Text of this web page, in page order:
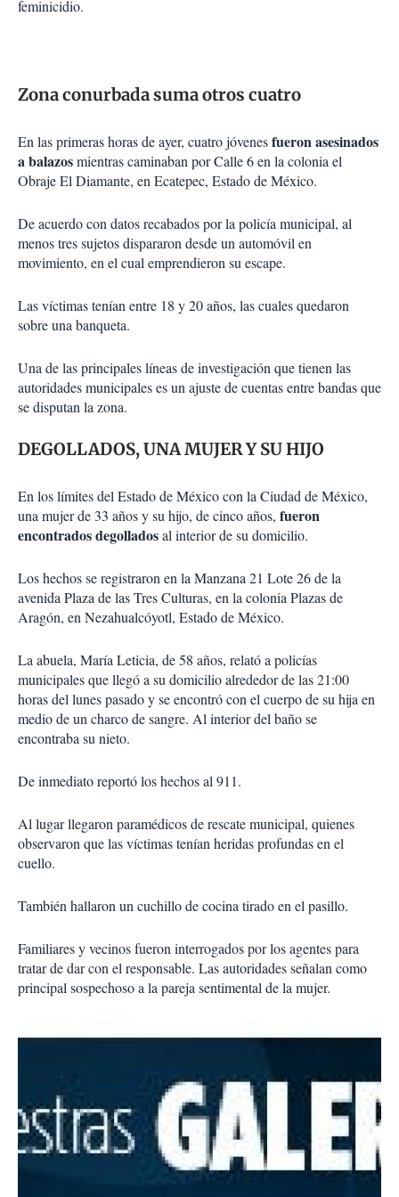
feminicidio.
Zona conurbada suma otros cuatro
En las primeras horas de ayer, cuatro jóvenesfueron asesinados
a balazosmientras caminaban por Calle 6 en la colonia el
Obraje El Diamante, en Ecatepec, Estado de México.
De acuerdo con datos recabados por la policía municipal, al
menos tres sujetos dispararon desde un automóvil en
movimiento, en el cual emprendieron su escape.
Las víctimas tenían entre 18 y 20 años, las cuales quedaron
sobre una banqueta.
Una de las principales líneas de investigación que tienen las
autoridades municipales es un ajuste de cuentas entre bandas que
se disputan la zona.
DEGOLLADOS, UNA MUJER Y SU HIJO
En los límites del Estado de México con la Ciudad de México,
una mujer de 33 años y su hijo, de cinco años, fueron
encontrados degolladosal interior de su domicilio.
Los hechos se registraron en la Manzana 21 Lote 26 de la
avenida Plaza de las Tres Culturas, en la colonia Plazas de
Aragón, en Nezahualcóyotl, Estado de México.
La abuela, María Leticia, de 58 años, relató a policías
municipales que llegó a su domicilio alrededor de las 21:00
horas del lunes pasado y se encontró con el cuerpo de su hija en
medio de un charco de sangre. Al interior del baño se
encontraba su nieto.
De inmediato reportó los hechos al 911.
Al lugar llegaron paramédicos de rescate municipal, quienes
observaron que las víctimas tenían heridas profundas en el
cuello.
También hallaron un cuchillo de cocina tirado en el pasillo.
Familiares y vecinos fueron interrogados por los agentes para
tratar de dar con el responsable. Las autoridades señalan como
principal sospechoso a la pareja sentimental de la mujer.